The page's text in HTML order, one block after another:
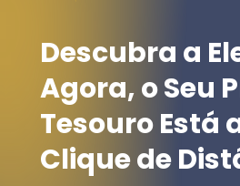
Descubra a
Agora,oSeu
TesouroEstá
Cliquede